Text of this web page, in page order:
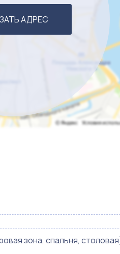
АДРЕС
зона, спальня,